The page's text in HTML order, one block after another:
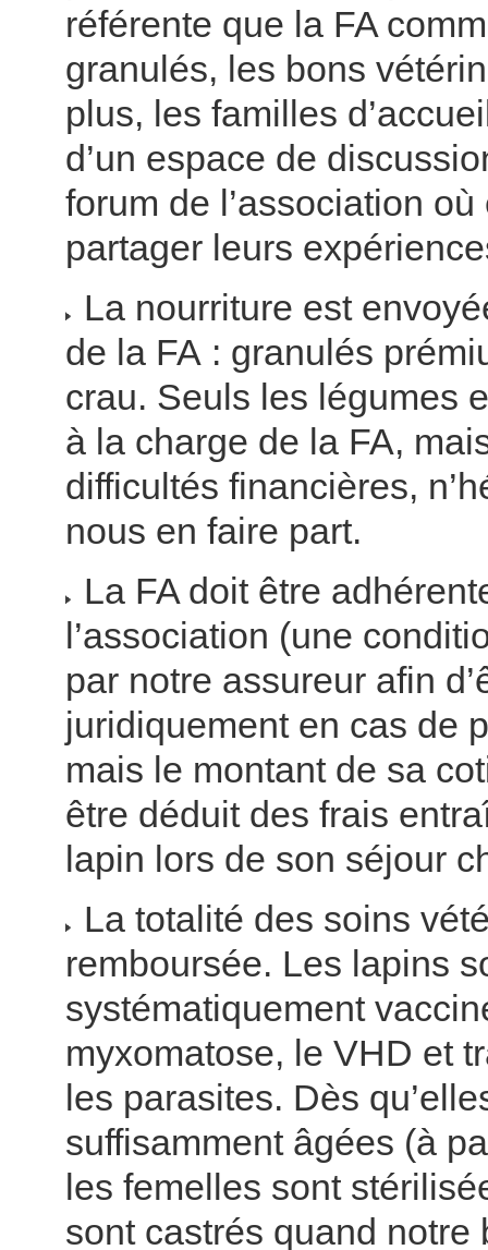
référente que la FA
granulés, les bons
plus, les familles
d’un espace de
forum de l’association
partager leurs
La nourriture est
de la FA : granulés
crau. Seuls les légumes
à la charge de la FA,
difficultés financières,
nous en faire part.
La FA doit être
l’association (une
par notre assureur afin
juridiquement en cas de
mais le montant de sa
être déduit des frais
lapin lors de son séjour
La totalité des soins
remboursée. Les lapins
systématiquement
myxomatose, le VHD et
les parasites. Dès
suffisamment âgées (à
les femelles sont
sont castrés quand notre